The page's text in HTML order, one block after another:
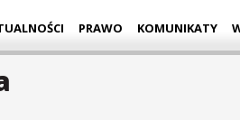
PRAWO KOMUNIKATY